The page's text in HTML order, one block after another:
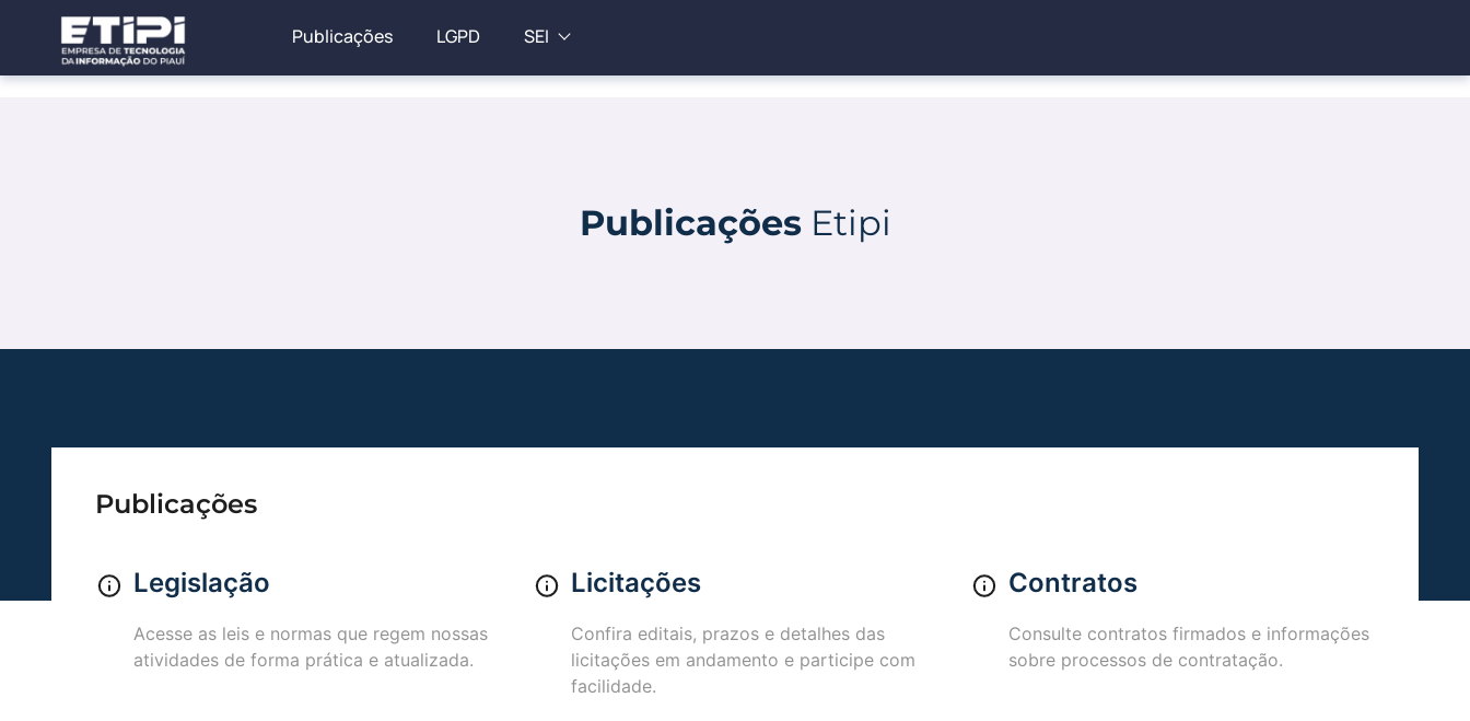
Publicações LGPD SEI
PublicaçõesEtipi
Publicações
Legislação
Acesse as leis e normas que regem nossas
atividades de forma prática e atualizada.
Licitações
Confira editais, prazos e detalhes das
licitações em andamento e participe com
facilidade.
Contratos
Consulte contratos firmados e informações
sobre processos de contratação.